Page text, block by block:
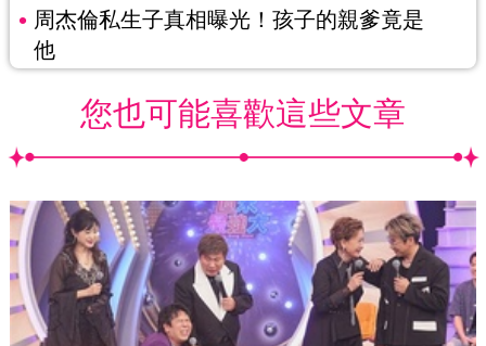
周杰倫私生子真相曝光！孩子的親爹竟是
他
您也可能喜歡這些文章